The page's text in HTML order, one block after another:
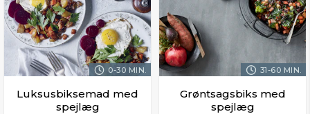
0-30 MIN.
Luksusbiksemad med
spejlæg
31-60 MIN.
Grøntsagsbiks med
spejlæg